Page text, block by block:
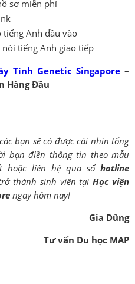
sơ miễn phí
Anh đầu vào
tiếng Anh giao tiếp
Tính Genetic Singapore–
Hàng Đầu
bạn sẽ có được cái nhìn tổng
bạn điền thông tin theo mẫu
hoặc liên hệ qua số hotline
thành sinh viên tạiHọc viện
ngay hôm nay!
Gia Dũng
Tư vấn Du học MAP